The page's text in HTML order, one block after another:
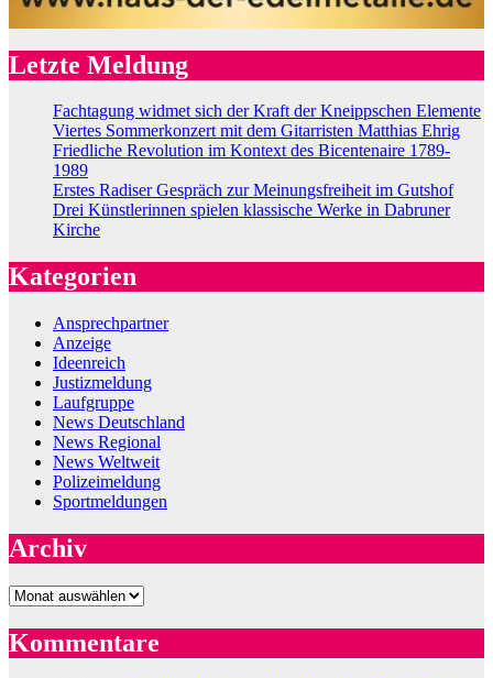
Letzte Meldung
Fachtagung widmet sich der Kraft der Kneippschen Elemente
Viertes Sommerkonzert mit dem Gitarristen Matthias Ehrig
Friedliche Revolution im Kontext des Bicentenaire 1789-
1989
Erstes Radiser Gespräch zur Meinungsfreiheit im Gutshof
Drei Künstlerinnen spielen klassische Werke in Dabruner
Kirche
Kategorien
Ansprechpartner
Anzeige
Ideenreich
Justizmeldung
Laufgruppe
News Deutschland
News Regional
News Weltweit
Polizeimeldung
Sportmeldungen
Archiv
Archiv
Kommentare